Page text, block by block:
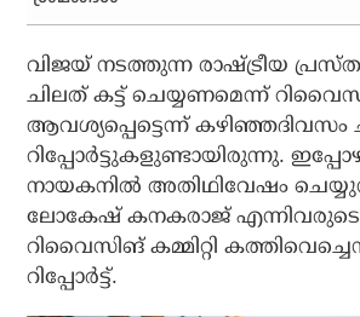
വിജയ് നടത്തുന്ന രാഷ്ട്രീയ
ചിലത് കട്ട് ചെയ്യണമെന്ന്
ആവശ്യപ്പെട്ടെന്ന് കഴിഞ്ഞദിവസം
റിപ്പോര്‍ട്ടുകളുണ്ടായിരുന്നു.
നായകനില്‍ അതിഥിവേഷം
ലോകേഷ് കനകരാജ്
റിവൈസിങ് കമ്മിറ്റി
റിപ്പോര്‍ട്ട്.